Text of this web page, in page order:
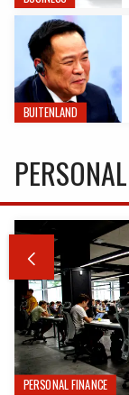
BUITENLAND

PERSONAL FINANCE